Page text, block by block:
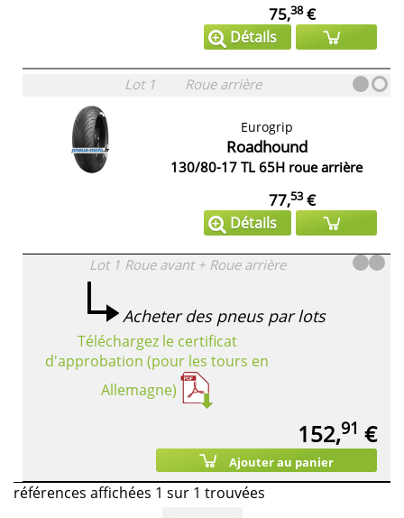
75,38€
Détails
Lot 1 Roue arrière
Eurogrip
Roadhound
130/80-17 TL 65H roue arrière
77,53€
Détails
Lot 1 Roue avant + Roue arrière
Acheter des pneus par lots
Téléchargez le certificat
d'approbation (pour les tours en
Allemagne)
152,91 €
Ajouter au panier
références affichées 1 sur 1 trouvées